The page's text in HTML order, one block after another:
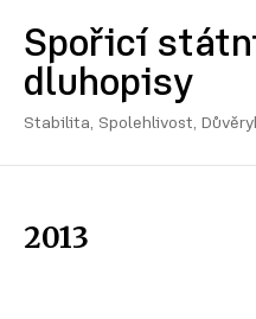
Spořicí
dluhopisy
Stabilita, Spolehlivost,
2013